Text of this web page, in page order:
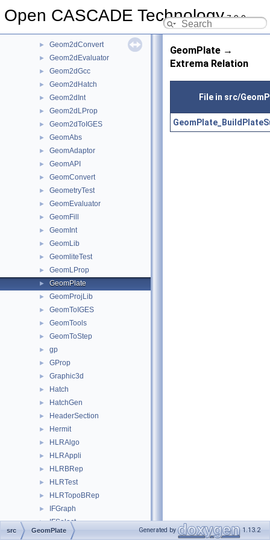
Open CASCADE Technology7.9.0
Geom2dAdaptor
► Geom2dConvert
► Geom2dEvaluator
► Geom2dGcc
► Geom2dHatch
► Geom2dInt
► Geom2dLProp
► Geom2dToIGES
► GeomAbs
► GeomAdaptor
► GeomAPI
► GeomConvert
► GeometryTest
► GeomEvaluator
► GeomFill
► GeomInt
► GeomLib
► GeomliteTest
► GeomLProp
► GeomPlate
► GeomProjLib
► GeomToIGES
► GeomTools
► GeomToStep
► gp
► GProp
► Graphic3d
► Hatch
► HatchGen
► HeaderSection
► Hermit
► HLRAlgo
► HLRAppli
► HLRBRep
► HLRTest
► HLRTopoBRep
► IFGraph
► IFSelect
► IGESAppli
GeomPlate →
Extrema Relation
File in src/
src GeomPlate Generated by 1.13.2